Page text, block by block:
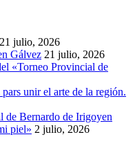
21 julio, 2026
Gálvez 21 julio, 2026
«Torneo Provincial de
unir el arte de la región.
Bernardo de Irigoyen
piel» 2 julio, 2026